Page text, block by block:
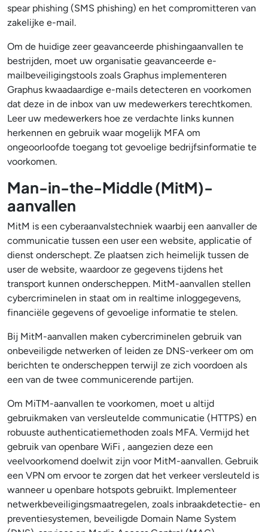
spear phishing (SMS phishing) en het compromitteren van
zakelijke e-mail.
Om de huidige zeer geavanceerde phishingaanvallen te
bestrijden, moet uw organisatie geavanceerde e-
mailbeveiligingstools zoals Graphus implementeren
Graphus kwaadaardige e-mails detecteren en voorkomen
dat deze in de inbox van uw medewerkers terechtkomen.
Leer uw medewerkers hoe ze verdachte links kunnen
herkennen en gebruik waar mogelijk MFA om
ongeoorloofde toegang tot gevoelige bedrijfsinformatie te
voorkomen.
Man-in-the-Middle (MitM)-
aanvallen
MitM is een cyberaanvalstechniek waarbij een aanvaller de
communicatie tussen een user een website, applicatie of
dienst onderschept. Ze plaatsen zich heimelijk tussen de
user de website, waardoor ze gegevens tijdens het
transport kunnen onderscheppen. MitM-aanvallen stellen
cybercriminelen in staat om in realtime inloggegevens,
financiële gegevens of gevoelige informatie te stelen.
Bij MitM-aanvallen maken cybercriminelen gebruik van
onbeveiligde netwerken of leiden ze DNS-verkeer om om
berichten te onderscheppen terwijl ze zich voordoen als
een van de twee communicerende partijen.
Om MiTM-aanvallen te voorkomen, moet u altijd
gebruikmaken van versleutelde communicatie (HTTPS) en
robuuste authenticatiemethoden zoals MFA. Vermijd het
gebruik van openbare WiFi , aangezien deze een
veelvoorkomend doelwit zijn voor MitM-aanvallen. Gebruik
een VPN om ervoor te zorgen dat het verkeer versleuteld is
wanneer u openbare hotspots gebruikt. Implementeer
netwerkbeveiligingsmaatregelen, zoals inbraakdetectie- en
preventiesystemen, beveiligde Domain Name System